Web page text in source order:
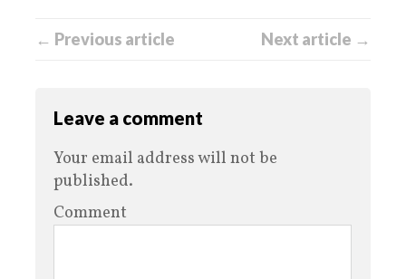
← Previous article Next article →
Leave a comment
Your email address will not be
published.
Comment